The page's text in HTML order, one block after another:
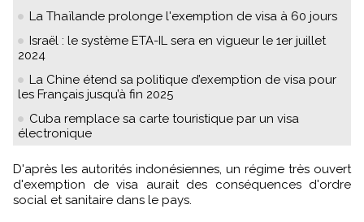
La Thaïlande prolonge l'exemption de visa à 60 jours
Israël : le système ETA-IL sera en vigueur le 1er juillet
2024
La Chine étend sa politique d’exemption de visa pour
les Français jusqu’à fin 2025
Cuba remplace sa carte touristique par un visa
électronique
D'après les autorités indonésiennes, un régime très ouvert
d'exemption de visa aurait des conséquences d'ordre
social et sanitaire dans le pays.